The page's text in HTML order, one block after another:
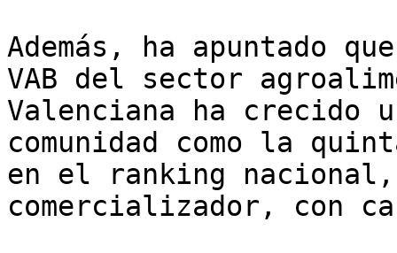
Además, ha apuntado
VAB del sector
Valenciana ha crecido
comunidad como la
en el ranking
comercializador, con